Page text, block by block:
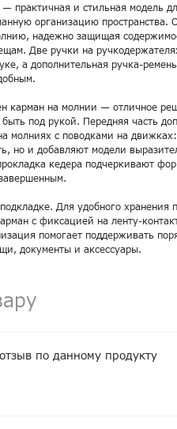
практичная и стильная модель
организацию пространства.
надежно защищая
Две ручки на
а дополнительная ручка-
карман на молнии — отличное
под рукой. Передняя часть
молниях с поводками на
но и добавляют модели
кедера подчеркивают
Для удобного хранения
с фиксацией на ленту-
помогает поддерживать
документы и аксессуары.
по данному продукту